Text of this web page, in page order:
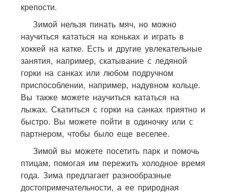
крепости.
Зимой нельзя пинать мяч, но можно
научиться кататься на коньках и играть в
хоккей на катке. Есть и другие увлекательные
занятия, например, скатывание с ледяной
горки на санках или любом подручном
приспособлении, например, надувном кольце.
Вы также можете научиться кататься на
лыжах. Скатиться с горки на санках приятно и
быстро. Вы можете пойти в одиночку или с
партнером, чтобы было еще веселее.
Зимой вы можете посетить парк и помочь
птицам, помогая им пережить холодное время
года. Зима предлагает разнообразные
достопримечательности, а ее природная